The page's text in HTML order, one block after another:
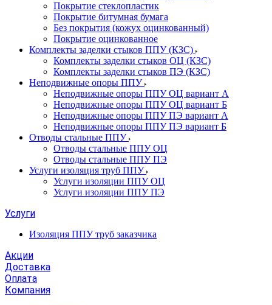
Покрытие стеклопластик
Покрытие битумная бумага
Без покрытия (кожух оцинкованный)
Покрытие оцинкованное
Комплекты заделки стыков ППУ (КЗС)
Комплекты заделки стыков ОЦ (КЗС)
Комплекты заделки стыков ПЭ (КЗС)
Неподвижные опоры ППУ
Неподвижные опоры ППУ ОЦ вариант А
Неподвижные опоры ППУ ОЦ вариант Б
Неподвижные опоры ППУ ПЭ вариант А
Неподвижные опоры ППУ ПЭ вариант Б
Отводы стальные ППУ
Отводы стальные ППУ ОЦ
Отводы стальные ППУ ПЭ
Услуги изоляция труб ППУ
Услуги изоляции ППУ ОЦ
Услуги изоляции ППУ ПЭ
Услуги
Изоляция ППУ труб заказчика
Акции
Доставка
Оплата
Компания